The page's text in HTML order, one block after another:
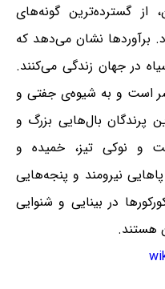
از گسترده‌ترین گونه‌های
برآوردها نشان می‌دهد که
کورکور سیاه در جهان زندگی می‌کنند.
است و به شیوه‌ی جفتی و
پرندگان بال‌هایی بزرگ و
و نوکی تیز، خمیده و
نیرومند و پنجه‌هایی
در بینایی و شنوایی
هستند.